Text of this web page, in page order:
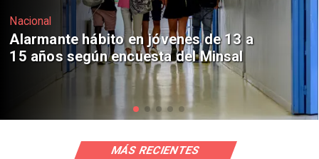
Regiones
Aprueban creación del Parque
Sebastián Piñera con inversión de $4
mil millones
MÁS RECIENTES